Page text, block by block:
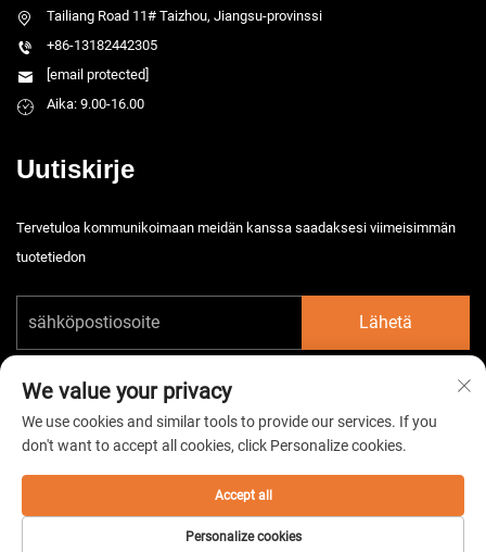
Tailiang Road 11# Taizhou, Jiangsu-provinssi
+86-13182442305
[email protected]
Aika: 9.00-16.00
Uutiskirje
Tervetuloa kommunikoimaan meidän kanssa saadaksesi viimeisimmän
tuotetiedon
Lähetä
Kaikki oikeudet pidätetään. -
We value your privacy
We use cookies and similar tools to provide our services. If you
don't want to accept all cookies, click Personalize cookies.
Personalize cookies
Accept all